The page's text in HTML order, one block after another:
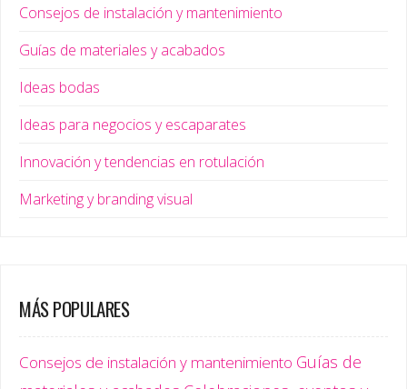
Consejos de instalación y mantenimiento
Guías de materiales y acabados
Ideas bodas
Ideas para negocios y escaparates
Innovación y tendencias en rotulación
Marketing y branding visual
MÁS POPULARES
Consejos de instalación y mantenimiento Guías de